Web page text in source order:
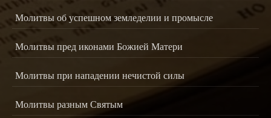
Молитвы об успешном земледелии и промысле
Молитвы пред иконами Божией Матери
Молитвы при нападении нечистой силы
Молитвы разным Святым